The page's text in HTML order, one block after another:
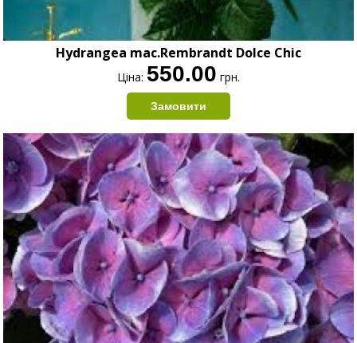
Hydrangea mac.Rembrandt Dolce Chic
Ціна: 550.00 грн.